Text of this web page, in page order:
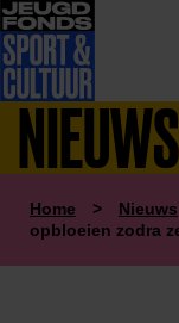
NIEUWS
Home > Nieuws
opbloeien zodra